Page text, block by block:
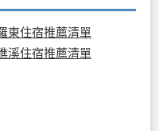
東住宿推薦清單
溪住宿推薦清單